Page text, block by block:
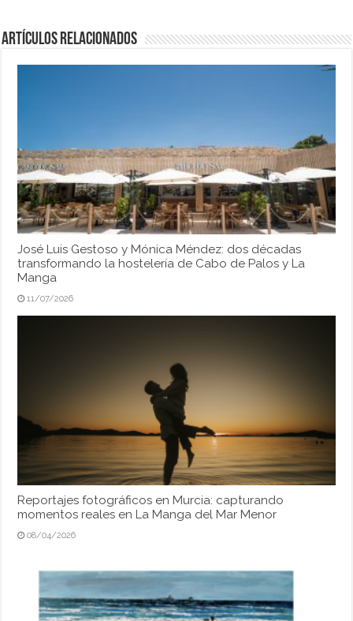
Artículos relacionados
José Luis Gestoso y Mónica Méndez: dos décadas
transformando la hostelería de Cabo de Palos y La
Manga
11/07/2026
Reportajes fotográficos en Murcia: capturando
momentos reales en La Manga del Mar Menor
08/04/2026